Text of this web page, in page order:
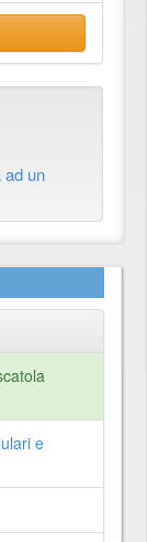
ad un
e